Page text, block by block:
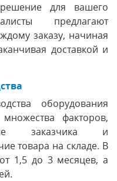
для вашего
предлагают
заказу, начиная
доставкой и
оборудования
факторов,
заказчика и
товара на складе. В
1,5 до 3 месяцев, а